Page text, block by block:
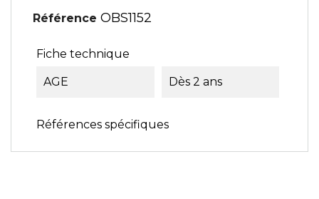
Référence OBS1152
Fiche technique
AGE Dès 2 ans
Références spécifiques